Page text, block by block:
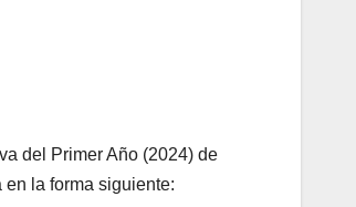
del Primer Año (2024) de
la forma siguiente: